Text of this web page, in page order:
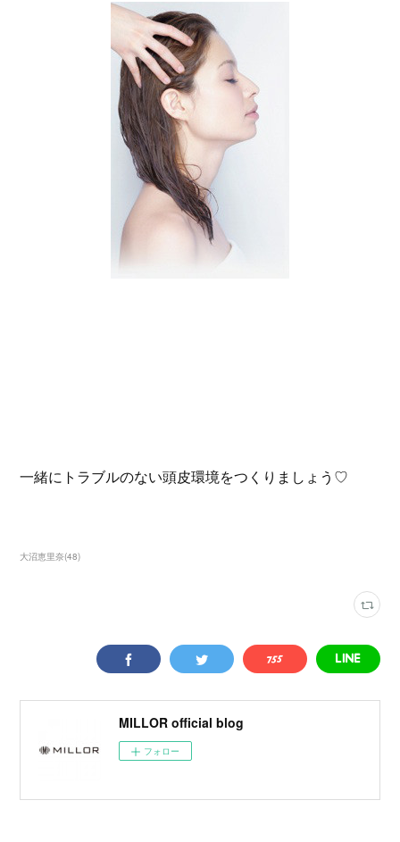
一緒にトラブルのない頭皮環境をつくりましょう♡
大沼恵里奈(48)
MILLOR official blog
フォロー